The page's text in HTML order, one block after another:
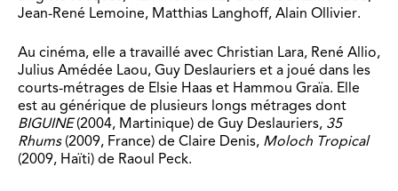
Jean-René Lemoine, Matthias Langhoff, Alain Ollivier.
Au cinéma, elle a travaillé avec Christian Lara, René Allio,
Julius Amédée Laou, Guy Deslauriers et a joué dans les
courts-métrages de Elsie Haas et Hammou Graïa. Elle
est au générique de plusieurs longs métrages dont
BIGUINE(2004, Martinique) de Guy Deslauriers, 35
Rhums(2009, France) de Claire Denis, Moloch Tropical
(2009, Haïti) de Raoul Peck.